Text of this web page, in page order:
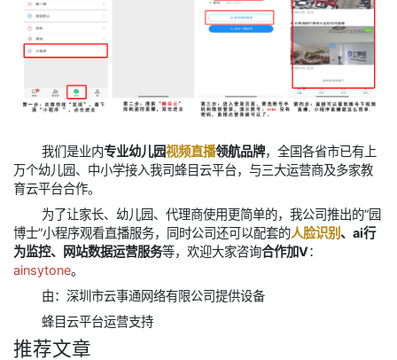
我们是业内专业幼儿园视频直播领航品牌，全国各省市已有上
万个幼儿园、中小学接入我司蜂目云平台，与三大运营商及多家教
育云平台合作。
为了让家长、幼儿园、代理商使用更简单的，我公司推出的“园
博士”小程序观看直播服务，同时公司还可以配套的人脸识别、ai行
为监控、网站数据运营服务等，欢迎大家​咨询合作加V：
ainsytone。​
由：深圳市云事通网络有限公司提供设备
蜂目云平台运营支持
推荐文章